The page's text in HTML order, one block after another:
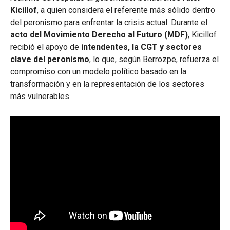
Kicillof, a quien considera el referente más sólido dentro
del peronismo para enfrentar la crisis actual. Durante el
acto del Movimiento Derecho al Futuro (MDF), Kicillof
recibió el apoyo de intendentes, la CGT y sectores
clave del peronismo, lo que, según Berrozpe, refuerza el
compromiso con un modelo político basado en la
transformación y en la representación de los sectores
más vulnerables.